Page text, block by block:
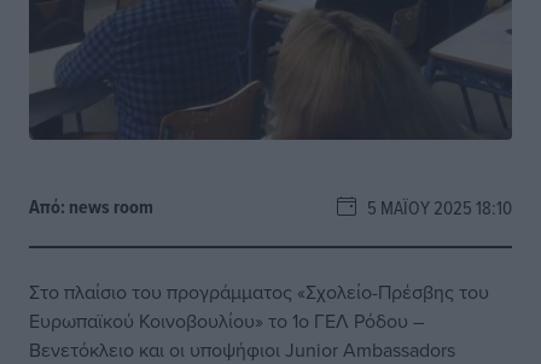
Από: news room 5 ΜΑΪ́ΟΥ 2025 18:10
Στο πλαίσιο του προγράμματος «Σχολείο-Πρέσβης του
Ευρωπαϊκού Κοινοβουλίου» το 1ο ΓΕΛ Ρόδου –
Βενετόκλειο και οι υποψήφιοι Junior Ambassadors